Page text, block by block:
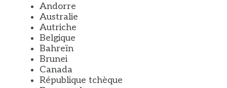
Andorre
Australie
Autriche
Belgique
Bahreïn
Brunei
Canada
République tchèque